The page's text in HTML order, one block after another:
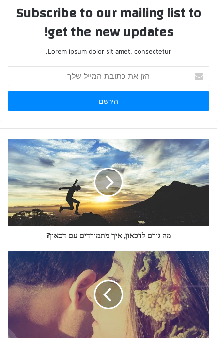
Subscribe to our mailing list to
get the new updates!
Lorem ipsum dolor sit amet, consectetur.
את
כתובת
שלך
מה גורם לדכאון, איך מתמודדים עם דכאון?